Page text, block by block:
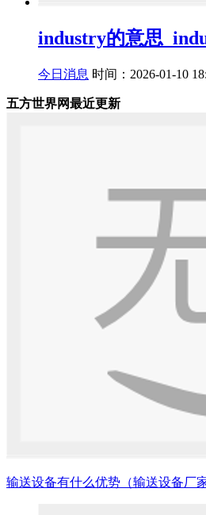
industry的意思
今日消息 时间：2026-01-10
五方世界网最近更新
输送设备有什么优势（输送设备厂